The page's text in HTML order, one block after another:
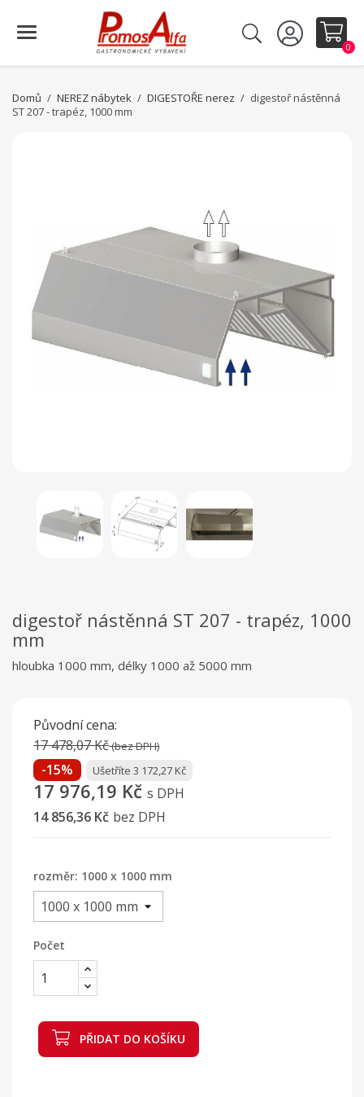
0
Domů NEREZ nábytek DIGESTOŘE nerez
digestoř nástěnná
ST 207 - trapéz, 1000 mm
digestoř nástěnná ST 207 - trapéz, 1000
mm
hloubka 1000 mm, délky 1000 až 5000 mm
Původní cena:
17 478,07 Kč(bez DPH)
-15% Ušetříte 3 172,27 Kč
17 976,19 Kč s DPH
14 856,36 Kč bez DPH
rozměr: 1000 x 1000 mm
Počet
PŘIDAT DO KOŠÍKU